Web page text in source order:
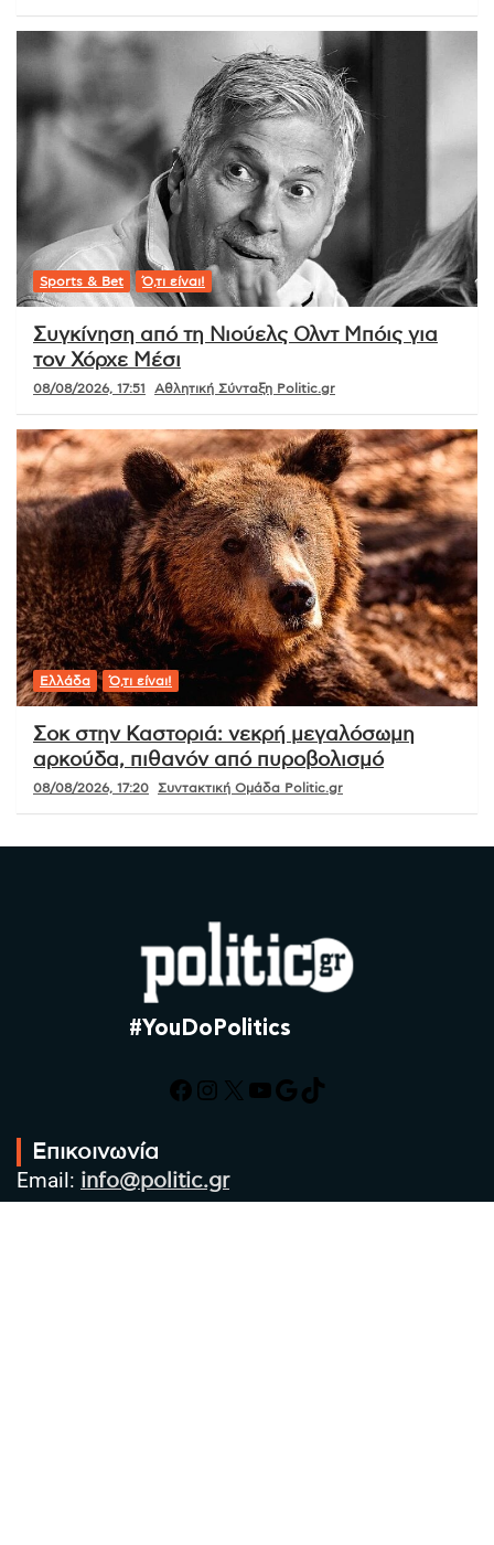
Sports & Bet Ό,τι είναι!
Συγκίνηση από τη Νιούελς Ολντ Μπόις για
τον Χόρχε Μέσι
08/08/2026, 17:51 Αθλητική Σύνταξη Politic.gr
Ελλάδα Ό,τι είναι!
Σοκ στην Καστοριά: νεκρή μεγαλόσωμη
αρκούδα, πιθανόν από πυροβολισμό
08/08/2026, 17:20 Συντακτική Ομάδα Politic.gr
#YouDoPolitics
Facebook
Instagram
X YouTube
Google
TikTok
Επικοινωνία
Email: info@politic.gr
Τηλ: